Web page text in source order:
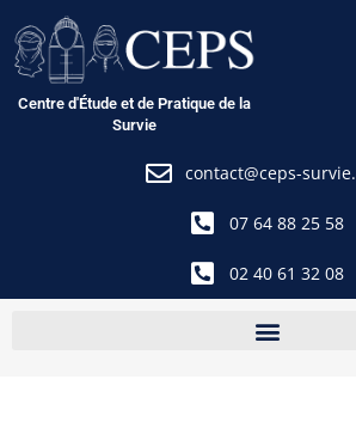
au
contenu
Centre d'Étude et de Pratique de la
Survie
contact@ceps-
07 64 88 25 58
02 40 61 32 08